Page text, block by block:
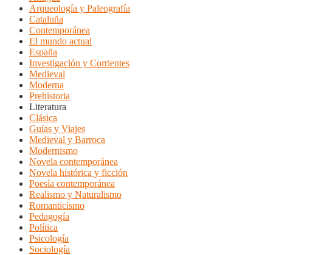
Arqueología y Paleografía
Cataluña
Contemporánea
El mundo actual
España
Investigación y Corrientes
Medieval
Moderna
Prehistoria
Literatura
Clásica
Guías y Viajes
Medieval y Barroca
Modernismo
Novela contemporánea
Novela histórica y ficción
Poesía contemporánea
Realismo y Naturalismo
Romanticismo
Pedagogía
Política
Psicología
Sociología